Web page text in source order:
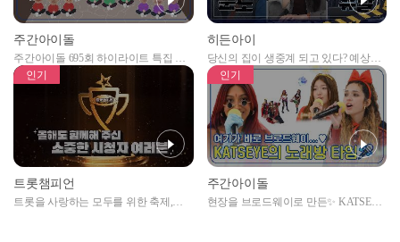
주간아이돌
주간아이돌 695회 하이라이트 특집 남
자아이돌편 예고
히든아이
당신의 집이 생중계 되고 있다? 예상치
못한 곳에서 일어나는 불법촬영 범죄!
인기
트롯챔피언
트롯을 사랑하는 모두를 위한 축제,
인기
주간아이돌
현장을 브로드웨이로 만든✨ KATSEYE